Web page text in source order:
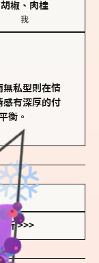
胡椒、肉桂
我
無私型則在情
感有深厚的付
衡。
析 >>>